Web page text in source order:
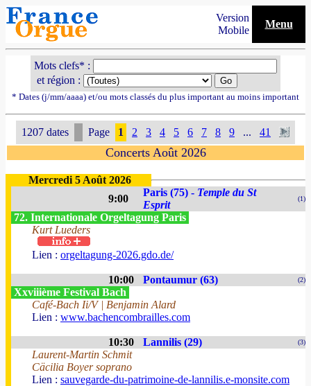
Version
Mobile
Menu
Mots clefs* :
et région :
* Dates (j/mm/aaaa) et/ou mots classés du plus important au moins important
1207 dates Page 1 2 3 4 5 6 7 8 9 ... 41
Concerts Août 2026
Mercredi 5 Août 2026
9:00
Paris (75) - Temple du St
Esprit
(1)
72. Internationale Orgeltagung Paris
Kurt Lueders
Lien : orgeltagung-2026.gdo.de/
10:00 Pontaumur (63) (2)
Xxviiième Festival Bach
Café-Bach Ii/V | Benjamin Alard
Lien : www.bachencombrailles.com
10:30 Lannilis (29) (3)
Laurent-Martin Schmit
Cäcilia Boyer soprano
Lien : sauvegarde-du-patrimoine-de-lannilis.e-monsite.com